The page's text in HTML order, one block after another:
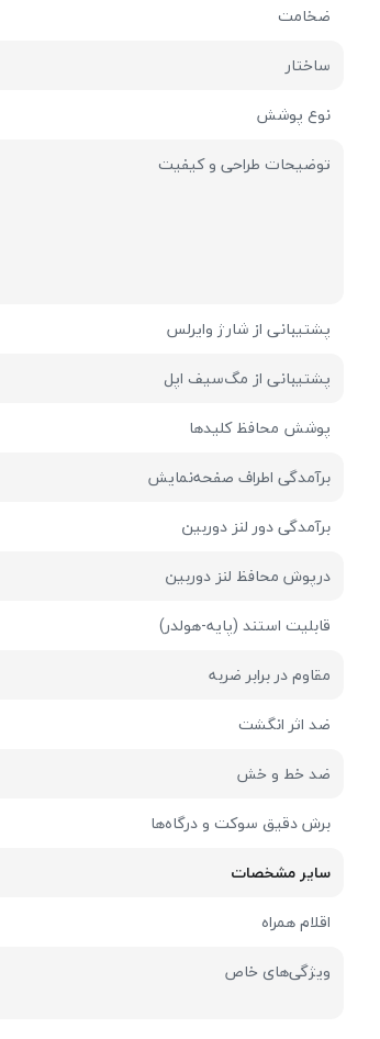
ضخامت
ساختار
نوع پوشش
توضیحات طراحی و کیفیت
پشتیبانی از شارژ وایرلس
پشتیبانی از مگ‌سیف اپل
پوشش محافظ کلیدها
برآمدگی اطراف صفحه‌نمایش
برآمدگی دور لنز دوربین
درپوش محافظ لنز دوربین
قابلیت استند (پایه-هولدر)
مقاوم در برابر ضربه
ضد اثر انگشت
ضد خط و خش
برش دقیق سوکت و درگاه‌ها
سایر مشخصات
اقلام همراه
ویژگی‌های خاص